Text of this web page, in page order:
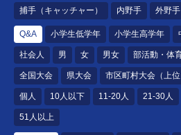
捕手（キャッチャー） 内野手 外野手
Q&A 小学生低学年 小学生高学年
社会人 男 女 男女 部活動・体
全国大会 県大会 市区町村大会（上位
個人 10人以下 11-20人 21-30人
51人以上